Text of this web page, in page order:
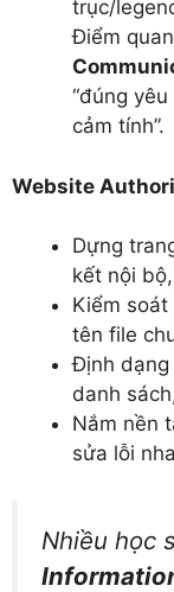
trục/
Điểm
“đúng
cảm tính”.
Website
Dựng
kết nội
Kiểm
tên file
Định dạng
danh
Nắm nền
sửa lỗi
Nhiều học